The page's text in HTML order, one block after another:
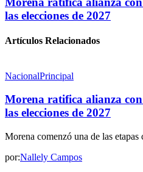
las elecciones de 2027
Artículos Relacionados
NacionalPrincipal
Morena ratifica alianza
las elecciones de 2027
Morena comenzó una de las
por:Nallely Campos